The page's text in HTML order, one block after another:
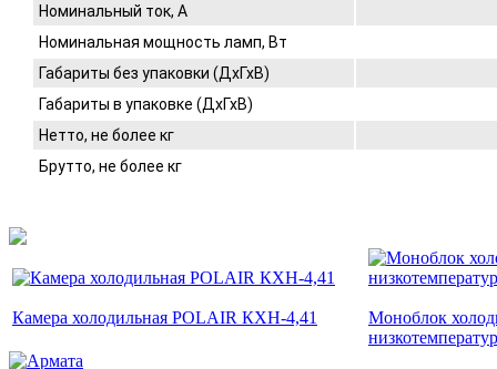
Номинальный ток, A
Номинальная мощность ламп, Вт
Габариты без упаковки (ДхГхВ)
Габариты в упаковке (ДхГхВ)
Нетто, не более кг
Брутто, не более кг
Камера холодильная POLAIR КХН-4,41
Моноблок